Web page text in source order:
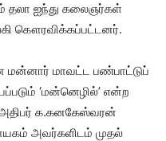
தலா ஐந்து கலைஞர்கள்
கௌரவிக்கப்பட்டனர்.
மாவட்ட பண்பாட்டுப்
‘மன்னெழில்’ என்ற
அதிபர் க.கனகேஸ்வரன்
அவர்களிடம் முதல்